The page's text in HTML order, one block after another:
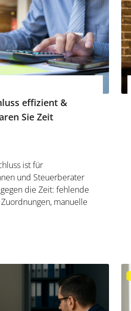
effizient &
Sie Zeit
ist für
und Steuerberater
die Zeit: fehlende
manuelle